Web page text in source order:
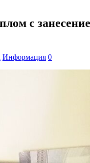
с
Информация 0